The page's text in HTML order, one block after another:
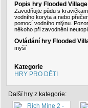
Popis hry Flooded
Zavodňujte půdu s
vodního koryta a nebo
pomocí vodního mlýnu.
někoho při zavodnění
Ovládání hry Flooded
myší
Kategorie
HRY PRO DĚTI
Další hry z kategorie: